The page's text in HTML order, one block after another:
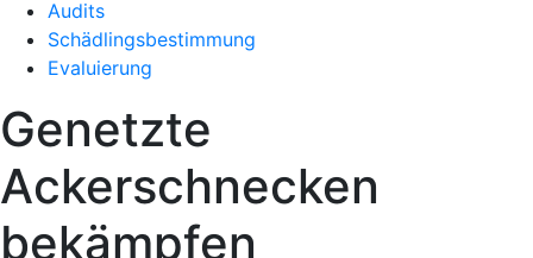
Audits
Schädlingsbestimmung
Evaluierung
Genetzte
Ackerschnecken
bekämpfen